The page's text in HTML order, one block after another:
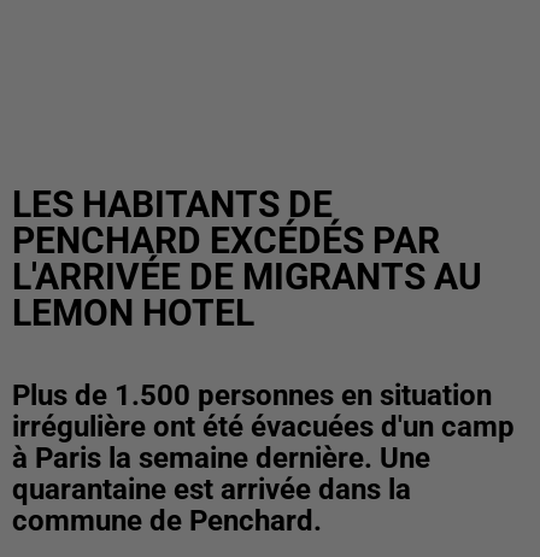
LES HABITANTS DE
PENCHARD EXCÉDÉS PAR
L'ARRIVÉE DE MIGRANTS AU
LEMON HOTEL
Plus de 1.500 personnes en situation
irrégulière ont été évacuées d'un camp
à Paris la semaine dernière. Une
quarantaine est arrivée dans la
commune de Penchard.